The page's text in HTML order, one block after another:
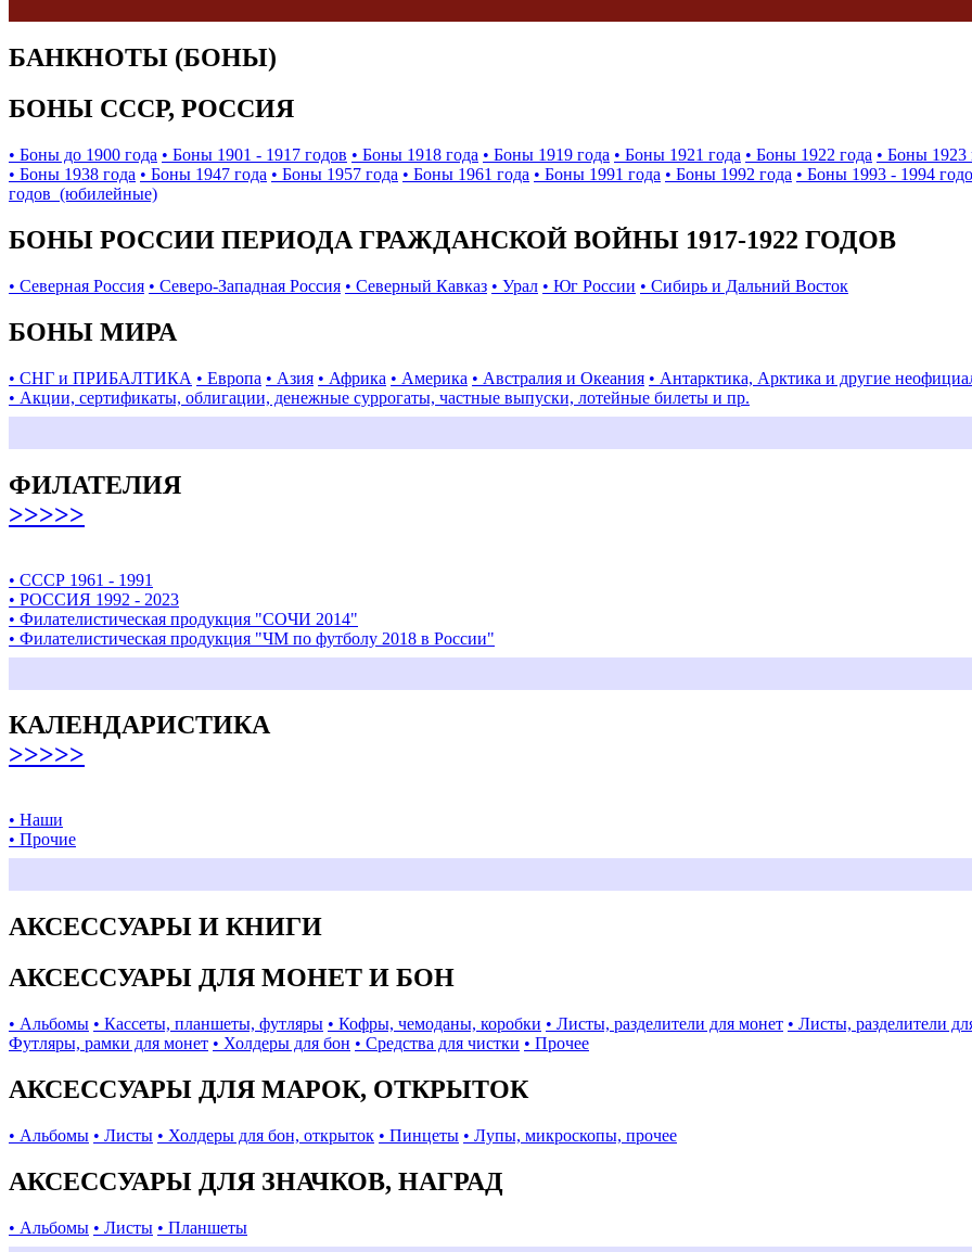
БАНКНОТЫ (БОНЫ)
БОНЫ СССР, РОССИЯ
• Боны до 1900 года • Боны 1901 - 1917 годов • Боны 1918 года • Боны 1919 года • Боны 1921 года • Боны 1922 года • Боны 1923
• Боны 1938 года • Боны 1947 года • Боны 1957 года • Боны 1961 года • Боны 1991 года • Боны 1992 года • Боны 1993 - 1994
годов (юбилейные)
БОНЫ РОССИИ ПЕРИОДА ГРАЖДАНСКОЙ ВОЙНЫ 1917-1922 ГОДОВ
• Северная Россия • Северо-Западная Россия • Северный Кавказ • Урал • Юг России • Сибирь и Дальний Восток
БОНЫ МИРА
• СНГ и ПРИБАЛТИКА • Европа • Азия • Африка • Америка • Австралия и Океания • Антарктика, Арктика и другие
• Акции, сертификаты, облигации, денежные суррогаты, частные выпуски, лотейные билеты и пр.
ФИЛАТЕЛИЯ
>>>>>
• СССР 1961 - 1991
• РОССИЯ 1992 - 2023
• Филателистическая продукция "СОЧИ 2014"
• Филателистическая продукция "ЧМ по футболу 2018 в России"
КАЛЕНДАРИСТИКА
>>>>>
• Наши
• Прочие
АКСЕССУАРЫ И КНИГИ
АКСЕССУАРЫ ДЛЯ МОНЕТ И БОН
• Альбомы • Кассеты, планшеты, футляры • Кофры, чемоданы, коробки • Листы, разделители для монет • Листы, разделители
Футляры, рамки для монет • Холдеры для бон • Средства для чистки • Прочее
АКСЕССУАРЫ ДЛЯ МАРОК, ОТКРЫТОК
• Альбомы • Листы • Холдеры для бон, открыток • Пинцеты • Лупы, микроскопы, прочее
АКСЕССУАРЫ ДЛЯ ЗНАЧКОВ, НАГРАД
• Альбомы • Листы • Планшеты